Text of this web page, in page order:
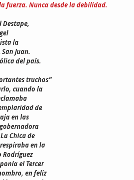
fuerza. Nunca desde la debilidad.
Destape,
la
Juan.
del país.
truchos”
cuando la
de
en las
Chica de
en la
Rodríguez
el Tercer
en feliz